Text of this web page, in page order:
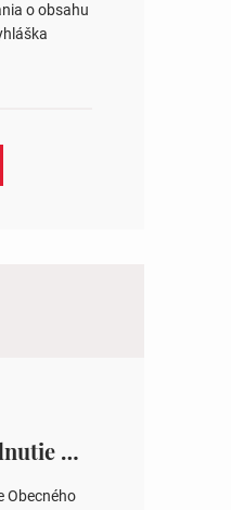
o obsahu
Pozvánka na 35. zasadnutie OZ v Zámutove
Obecného